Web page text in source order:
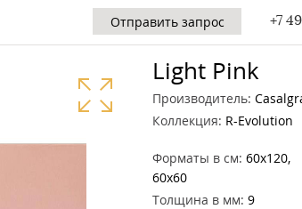
+7
Отправить запрос
Light Pink
Производитель:
Коллекция: R-Evolution
Форматы в см: 60x120,
60x60
Толщина в мм: 9